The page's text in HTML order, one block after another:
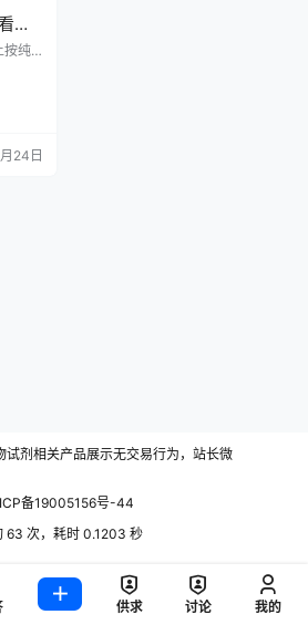
完
按纯
级
和主
24日
试剂相关产品展示无交易行为，站长微
备19005156号-44
63 次，耗时 0.1203 秒
供求 讨论 我的